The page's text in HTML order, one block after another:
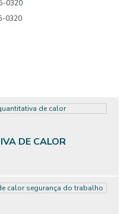
situações de trabalho
0320
0320
DE CALOR